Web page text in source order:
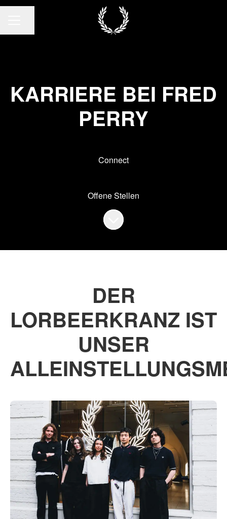
KARRIERE BEI FRED
PERRY
Connect
Offene Stellen
Zum Inhalt scrollen
DER
LORBEERKRANZ IST
UNSER